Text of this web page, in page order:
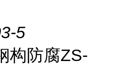
5
构防腐ZS-